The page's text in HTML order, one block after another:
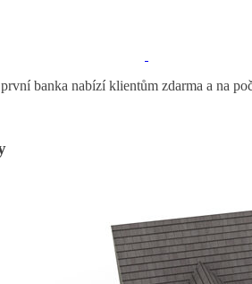
banka nabízí klientům zdarma a na